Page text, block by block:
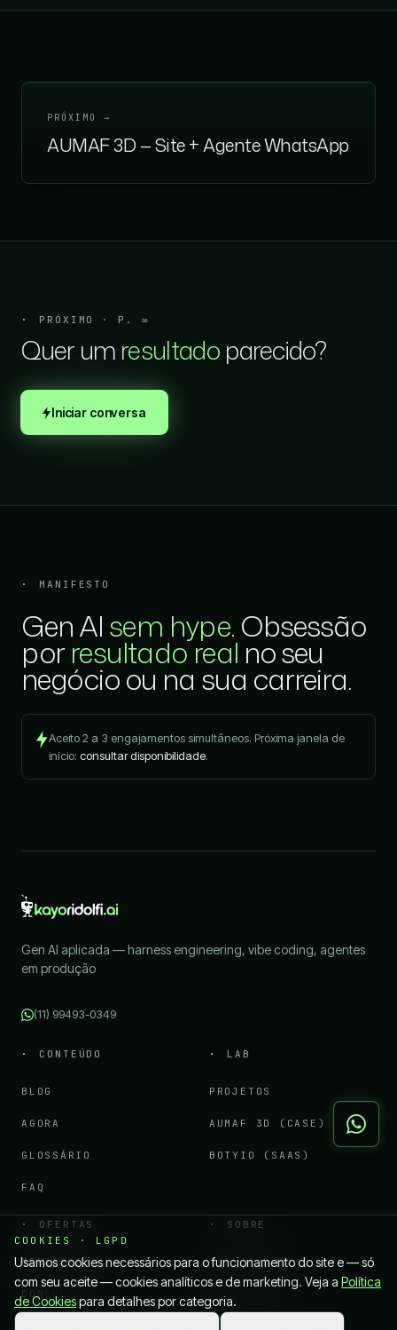
PRÓXIMO →
AUMAF 3D — Site + Agente WhatsApp
PRÓXIMO · P. ∞
Quer um resultadoparecido?
Iniciar conversa
MANIFESTO
Gen AI sem hype. Obsessão
porresultado real no seu
negócio ou na sua carreira.
Aceito 2 a 3 engajamentos simultâneos. Próxima janela de
início: consultar disponibilidade.
Gen AI aplicada — harness engineering, vibe coding, agentes
em produção
(11) 99493-0349
CONTEÚDO
BLOG
AGORA
GLOSSÁRIO
FAQ
LAB
PROJETOS
AUMAF 3D (CASE)
BOTYIO (SAAS)
OFERTAS
MENTORIA
CONSULTORIA
SOBRE
QUEM É O KAYO
COOKIES · LGPD
Usamos cookies necessários para o funcionamento do site e — só
com seu aceite — cookies analíticos e de marketing. Veja a Política
de Cookiespara detalhes por categoria.